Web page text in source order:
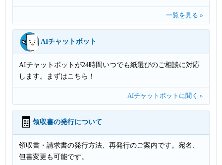
一覧を見る »
AIチャットボット
AIチャットボットが24時間いつでも紙選びのご相談に対応
します。まずはこちら！
AIチャットボットに聞く »
🧾 領収書の発行について
領収書・請求書の発行方法、再発行のご案内です。宛名、
但書変更も可能です。